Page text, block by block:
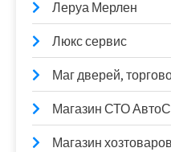
Леруа Мерлен
Люкс сервис
Маг дверей,
Магазин СТО
Магазин хозтоваров